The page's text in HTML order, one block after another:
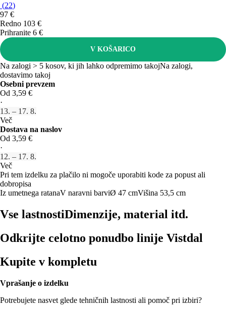
(22)
97 €
Redno 103 €
Prihranite 6 €
V KOŠARICO
Na zalogi > 5 kosov, ki jih lahko odpremimo takojNa zalogi,
dostavimo takoj
Osebni prevzem
Od 3,59 €
·
13. – 17. 8.
Več
Dostava na naslov
Od 3,59 €
·
12. – 17. 8.
Več
Pri tem izdelku za plačilo ni mogoče uporabiti kode za popust ali
dobropisa
Iz umetnega ratanaV naravni barviØ 47 cmVišina 53,5 cm
Vse lastnostiDimenzije, material itd.
Odkrijte celotno ponudbo linije Vistdal
Kupite v kompletu
Vprašanje o izdelku
Potrebujete nasvet glede tehničnih lastnosti ali pomoč pri izbiri?